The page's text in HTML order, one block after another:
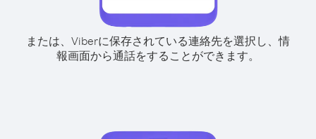
または、Viberに保存されている連絡先を選択し、情
報画面から通話をすることができます。